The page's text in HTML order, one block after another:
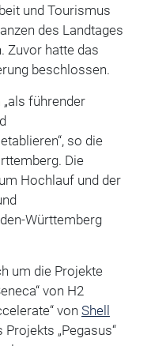
und Tourismus
des Landtages
Zuvor hatte das
beschlossen.
führender
so die
Die
Hochlauf und der
Württemberg
um die Projekte
von H2
von Shell
„Pegasus“